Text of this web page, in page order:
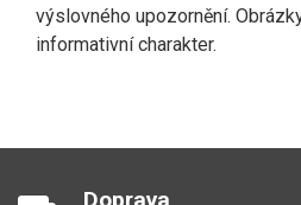
výslovného upozornění.
informativní charakter.
Doprava